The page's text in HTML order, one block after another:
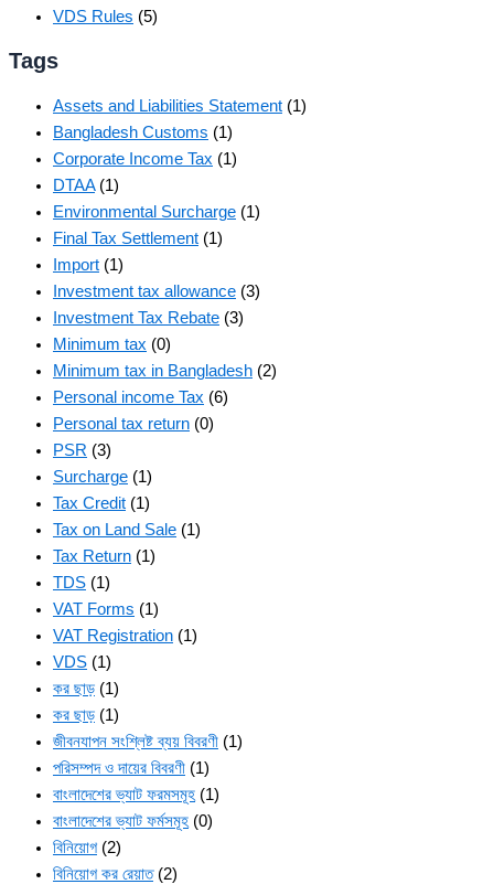
VDS Rules (5)
Tags
Assets and Liabilities Statement (1)
Bangladesh Customs (1)
Corporate Income Tax (1)
DTAA(1)
Environmental Surcharge (1)
Final Tax Settlement (1)
Import (1)
Investment tax allowance (3)
Investment Tax Rebate (3)
Minimum tax (0)
Minimum tax in Bangladesh (2)
Personal income Tax (6)
Personal tax return (0)
PSR (3)
Surcharge (1)
Tax Credit (1)
Tax on Land Sale (1)
Tax Return (1)
TDS (1)
VAT Forms (1)
VAT Registration (1)
VDS (1)
কর ছাড় (1)
কর ছাড় (1)
জীবনযাপন সংশ্লিষ্ট ব্যয় বিবরণী (1)
পরিসম্পদ ও দায়ের বিবরণী (1)
বাংলাদেশের ভ্যাট ফরমসমূহ (1)
বাংলাদেশের ভ্যাট ফর্মসমূহ (0)
বিনিয়োগ (2)
বিনিয়োগ কর রেয়াত(2)